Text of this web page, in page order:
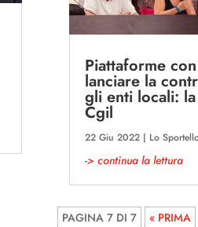
Piattaforme
lanciare la
gli enti locali:
Cgil
22 Giu 2022| Lo
-> continua la lettura
PAGINA 7 DI 7 « PRIMA